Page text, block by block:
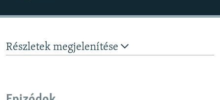
Részletek megjelenítése